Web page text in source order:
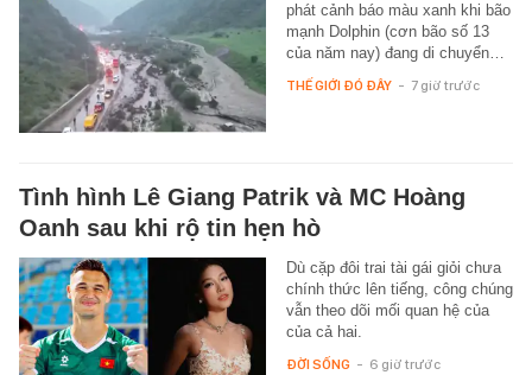
phát cảnh báo màu xanh khi bão
mạnh Dolphin (cơn bão số 13
của năm nay) đang di chuyển…
THẾ GIỚI ĐÓ ĐÂY - 7 giờ trước
Tình hình Lê Giang Patrik và MC Hoàng
Oanh sau khi rộ tin hẹn hò
Dù cặp đôi trai tài gái giỏi chưa
chính thức lên tiếng, công chúng
vẫn theo dõi mối quan hệ của
của cả hai.
ĐỜI SỐNG - 6 giờ trước